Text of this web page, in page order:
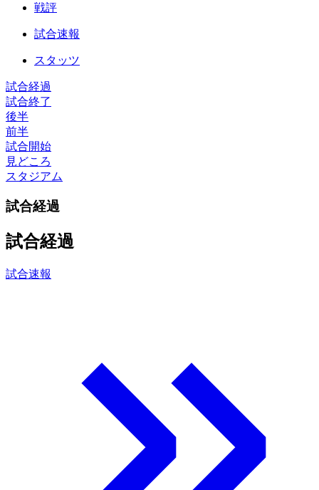
戦評
試合速報
スタッツ
試合経過
試合終了
後半
前半
試合開始
見どころ
スタジアム
試合経過
試合経過
試合速報